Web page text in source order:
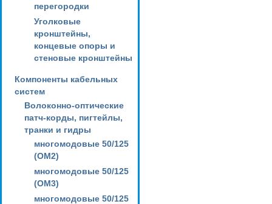
перегородки
Уголковые
кронштейны,
концевые опоры и
стеновые кронштейны
Компоненты кабельных
систем
Волоконно-оптические
патч-корды, пигтейлы,
транки и гидры
многомодовые 50/125
(OM2)
многомодовые 50/125
(OM3)
многомодовые 50/125